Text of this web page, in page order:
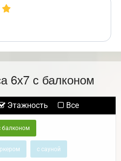
6х7 с балконом
Этажность Все
балконом
с сауной